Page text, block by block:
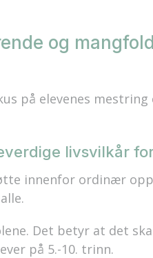
og
på elevenes mestring
livsvilkår
innenfor ordinær
Det betyr at det
på 5.-10. trinn.